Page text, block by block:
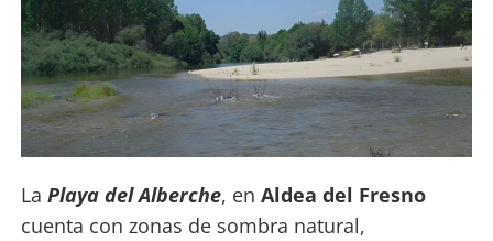
La Playa del Alberche, en Aldea del Fresno
cuenta con zonas de sombra natural,